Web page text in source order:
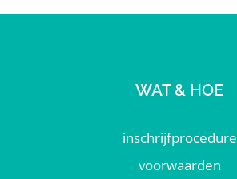
WAT & HOE
inschrijfprocedure
voorwaarden